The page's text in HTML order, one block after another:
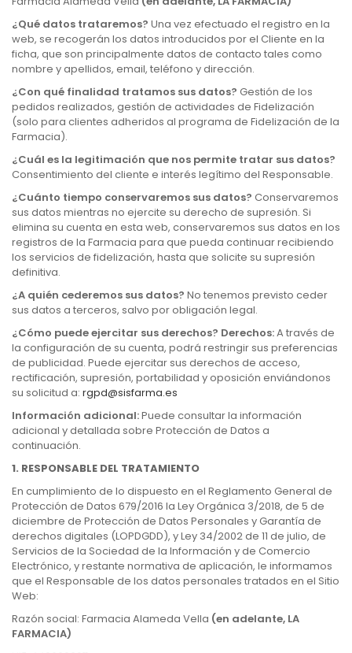
¿Qué datos trataremos? Una vez efectuado el registro en la
web, se recogerán los datos introducidos por el Cliente en la
ficha, que son principalmente datos de contacto tales como
nombre y apellidos, email, teléfono y dirección.
¿Con qué finalidad tratamos sus datos? Gestión de los
pedidos realizados, gestión de actividades de Fidelización
(solo para clientes adheridos al programa de Fidelización de la
Farmacia).
¿Cuál es la legitimación que nos permite tratar sus datos?
Consentimiento del cliente e interés legítimo del Responsable.
¿Cuánto tiempo conservaremos sus datos? Conservaremos
sus datos mientras no ejercite su derecho de supresión. Si
elimina su cuenta en esta web, conservaremos sus datos en los
registros de la Farmacia para que pueda continuar recibiendo
los servicios de fidelización, hasta que solicite su supresión
definitiva.
¿A quién cederemos sus datos? No tenemos previsto ceder
sus datos a terceros, salvo por obligación legal.
¿Cómo puede ejercitar sus derechos? Derechos:A través de
la configuración de su cuenta, podrá restringir sus preferencias
de publicidad. Puede ejercitar sus derechos de acceso,
rectificación, supresión, portabilidad y oposición enviándonos
su solicitud a: rgpd@sisfarma.es
Información adicional:Puede consultar la información
adicional y detallada sobre Protección de Datos a
continuación.
1. RESPONSABLE DEL TRATAMIENTO
En cumplimiento de lo dispuesto en el Reglamento General de
Protección de Datos 679/2016 la Ley Orgánica 3/2018, de 5 de
diciembre de Protección de Datos Personales y Garantía de
derechos digitales (LOPDGDD), y Ley 34/2002 de 11 de julio, de
Servicios de la Sociedad de la Información y de Comercio
Electrónico, y restante normativa de aplicación, le informamos
que el Responsable de los datos personales tratados en el Sitio
Web:
Razón social: Farmacia Alameda Vella (en adelante, LA
FARMACIA)